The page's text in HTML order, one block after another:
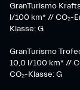
GranTurismo
l/100 km* // CO₂-
Klasse: G
GranTurismo
10,0 l/100 km* //
CO₂-Klasse: G